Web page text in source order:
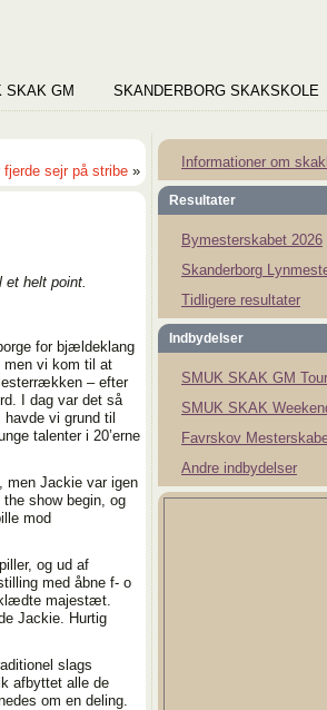
SKAK GM SKANDERBORG SKAKSKOLE
sejr på stribe »
et helt point.
for bjældeklang
vi kom til at
– efter
I dag var det så
vi grund til
talenter i 20’erne
men Jackie var igen
show begin, og
mod
og ud af
med åbne f- o
majestæt.
Jackie. Hurtig
slags
afbyttet alle de
om en deling.
Informationer om
Resultater
Bymesterskabet 2026
Skanderborg
Tidligere resultater
Indbydelser
SMUK SKAK GM
SMUK SKAK
Favrskov
Andre indbydelser